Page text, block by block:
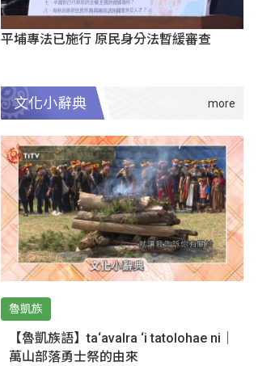
平埔專法已施行 原民身分法暫緩審查
文化小辭典
魯凱族
【魯凱族語】ta‘avalra ‘i tatolohae ni｜
萬山部落勇士祭的由來